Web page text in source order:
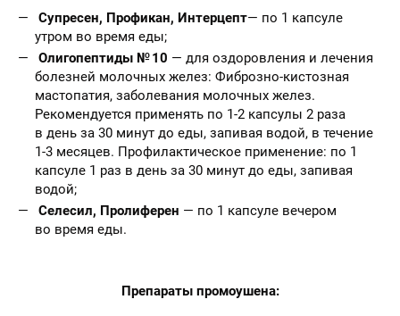
Супресен, Профикан, Интерцепт— по 1 капсуле
утром во время еды;
Олигопептиды № 10 — для оздоровления и лечения
болезней молочных желез: Фиброзно-кистозная
мастопатия, заболевания молочных желез.
Рекомендуется применять по 1-2 капсулы 2 раза
в день за 30 минут до еды, запивая водой, в течение
1-3 месяцев. Профилактическое применение: по 1
капсуле 1 раз в день за 30 минут до еды, запивая
водой;
Селесил, Пролиферен — по 1 капсуле вечером
во время еды.
Препараты промоушена: